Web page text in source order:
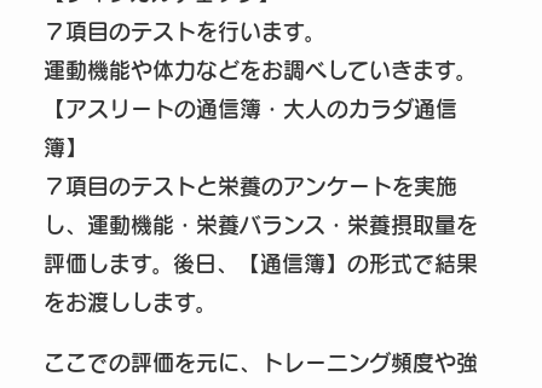
７項目のテストを行います。
運動機能や体力などをお調べしていきます。
【アスリートの通信簿・大人のカラダ通信
簿】
７項目のテストと栄養のアンケートを実施
し、運動機能・栄養バランス・栄養摂取量を
評価します。後日、【通信簿】の形式で結果
をお渡しします。
ここでの評価を元に、トレーニング頻度や強